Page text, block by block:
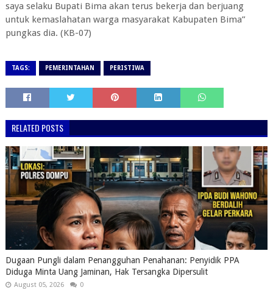
saya selaku Bupati Bima akan terus bekerja dan berjuang
untuk kemaslahatan warga masyarakat Kabupaten Bima”
pungkas dia. (KB-07)
TAGS: PEMERINTAHAN PERISTIWA
RELATED POSTS
Dugaan Pungli dalam Penangguhan Penahanan: Penyidik PPA
Diduga Minta Uang Jaminan, Hak Tersangka Dipersulit
August 05, 2026 0